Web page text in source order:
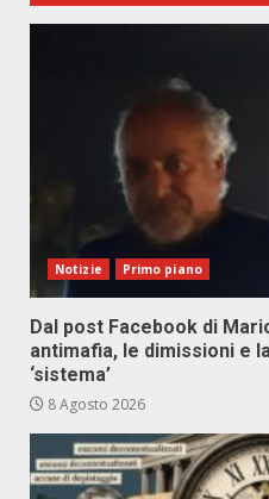
Notizie Primo piano
Dal post Facebook di
antimafia, le dimissioni e
‘sistema’
8 Agosto 2026